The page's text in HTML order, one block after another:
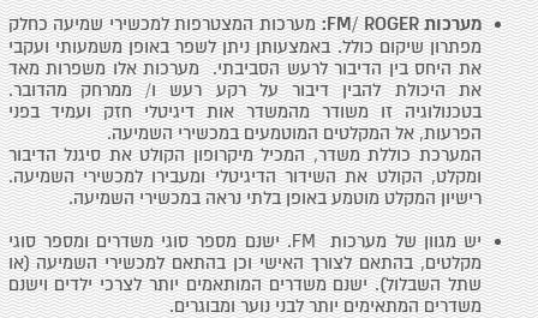
מערכות FM/ ROGER:
מערכות המצטרפות למכשירי שמיעה כחלק
מפתרון שיקום כולל. באמצעותן ניתן לשפר באופן משמעותי ועקבי
את היחס בין הדיבור לרעש הסביבתי. מערכות אלו משפרות מאד
את היכולת להבין דיבור על רקע רעש ו/ ממרחק מהדובר.
בטכנולוגיה זו משודר מהמשדר אות דיגיטלי חזק ועמיד בפני
הפרעות, אל המקלטים המוטמעים במכשירי השמיעה.
המערכת כוללת משדר, המכיל מיקרופון הקולט את סיגנל הדיבור
ומקלט, הקולט את השידור הדיגיטלי ומעבירו למכשירי השמיעה.
רישיון המקלט מוטמע באופן בלתי נראה במכשירי השמיעה.
יש מגוון של מערכות FM. ישנם מספר סוגי משדרים ומספר סוגי
מקלטים, בהתאם לצורך האישי וכן בהתאם למכשירי השמיעה (או
שתל השבלול). ישנם משדרים המותאמים יותר לצרכי ילדים וישנם
משדרים המתאימים יותר לבני נוער ומבוגרים.